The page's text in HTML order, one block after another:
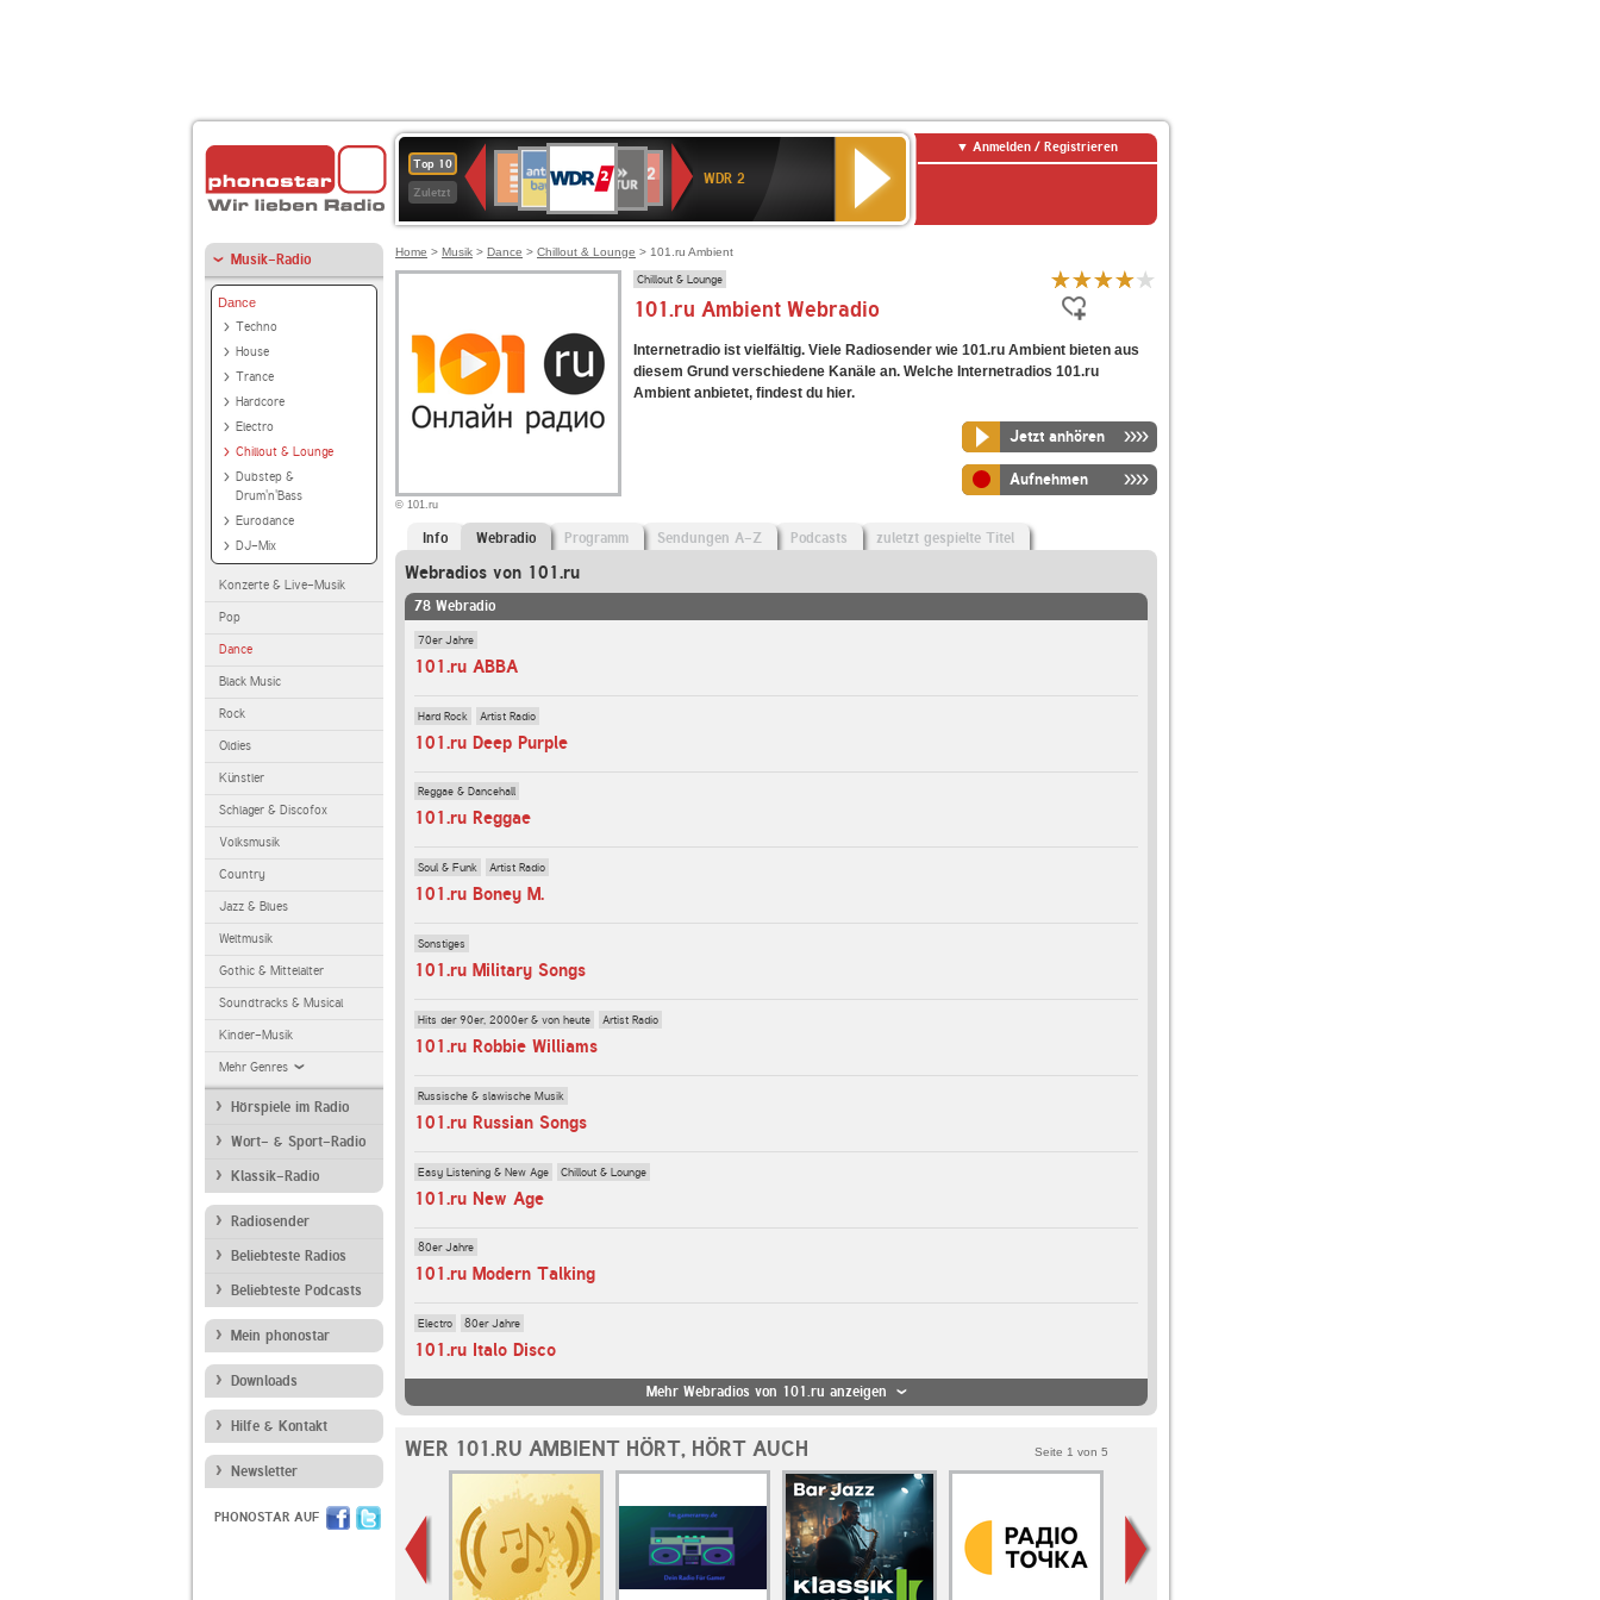
Top 10
Zuletzt
Deutschlandfunk
90er
OLDIE
ANTENNE
4
KLASSIK
Deutschlandfunk
KulturBAYERN
2
Kultur
NDR
2
WDR 2
Anmelden / Registrieren
Musik-Radio
Dance
Techno
House
Trance
Hardcore
Electro
Chillout & Lounge
Dubstep &
Drum'n'Bass
Eurodance
DJ-Mix
Konzerte & Live-Musik
Pop
Dance
Black Music
Rock
Oldies
Künstler
Schlager & Discofox
Volksmusik
Country
Jazz & Blues
Weltmusik
Gothic & Mittelalter
Soundtracks & Musical
Kinder-Musik
Mehr Genres
Hörspiele im Radio
Wort- & Sport-Radio
Klassik-Radio
Radiosender
Beliebteste Radios
Beliebteste Podcasts
Mein phonostar
Downloads
Hilfe & Kontakt
Newsletter
PHONOSTAR AUF
Home > Musik > Dance > Chillout & Lounge > 101.ru Ambient
© 101.ru
Chillout & Lounge
101.ru Ambient Webradio
Internetradio ist vielfältig. Viele Radiosender wie 101.ru Ambient bieten aus
diesem Grund verschiedene Kanäle an. Welche Internetradios 101.ru
Ambient anbietet, findest du hier.
Jetzt anhören
Aufnehmen
Info Webradio Programm Sendungen A-Z Podcasts zuletzt gespielte Titel
Webradios von 101.ru
78 Webradio
70er Jahre
101.ru ABBA
Hard Rock Artist Radio
101.ru Deep Purple
Reggae & Dancehall
101.ru Reggae
Soul & Funk Artist Radio
101.ru Boney M.
Sonstiges
101.ru Military Songs
Hits der 90er, 2000er & von heute Artist Radio
101.ru Robbie Williams
Russische & slawische Musik
101.ru Russian Songs
Easy Listening & New Age Chillout & Lounge
101.ru New Age
80er Jahre
101.ru Modern Talking
Electro 80er Jahre
101.ru Italo Disco
Mehr Webradios von 101.ru anzeigen
WER 101.RU AMBIENT HÖRT, HÖRT AUCH Seite 1 von 5